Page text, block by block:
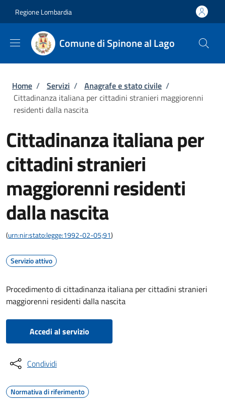
Regione Lombardia
Comune di Spinone al Lago
Briciole di pane
Home / Servizi / Anagrafe e stato civile /
Cittadinanza italiana per cittadini stranieri maggiorenni
residenti dalla nascita
Cittadinanza italiana per
cittadini stranieri
maggiorenni residenti
dalla nascita
(urn:nir:stato:legge:1992-02-05;91)
Servizio attivo
Procedimento di cittadinanza italiana per cittadini stranieri
maggiorenni residenti dalla nascita
Accedi al servizio
Condividi
Normativa di riferimento